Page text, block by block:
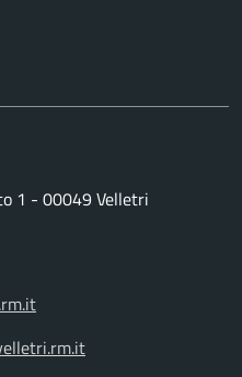
1 - 00049 Velletri